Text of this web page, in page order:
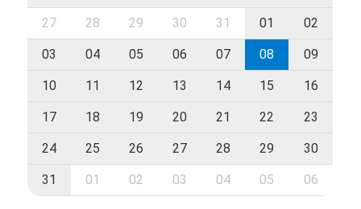
27 28 29 30 31 01 02
03 04 05 06 07 08 09
10 11 12 13 14 15 16
17 18 19 20 21 22 23
24 25 26 27 28 29 30
31 01 02 03 04 05 06